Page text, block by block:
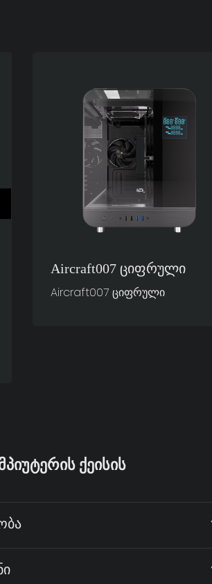
Aircraft007 Ციფრული
Aircraft007 ციფრული
ᲥᲔᲘᲡᲘᲡ